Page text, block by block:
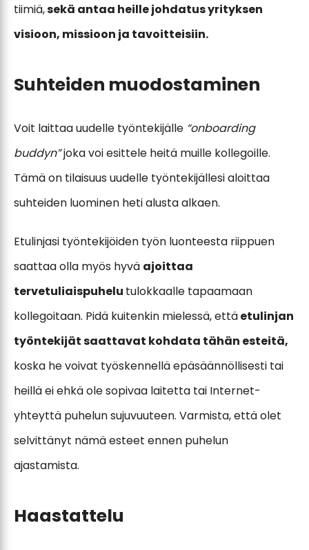
tiimiä,sekä antaa heille johdatus yrityksen
visioon, missioon ja tavoitteisiin.
Suhteiden muodostaminen
Voit laittaa uudelle työntekijälle “onboarding
buddyn”joka voi esittele heitä muille kollegoille.
Tämä on tilaisuus uudelle työntekijällesi aloittaa
suhteiden luominen heti alusta alkaen.
Etulinjasi työntekijöiden työn luonteesta riippuen
saattaa olla myös hyvä ajoittaa
tervetuliaispuhelu tulokkaalle tapaamaan
kollegoitaan. Pidä kuitenkin mielessä, ettäetulinjan
työntekijät saattavat kohdata tähän esteitä,
koska he voivat työskennellä epäsäännöllisesti tai
heillä ei ehkä ole sopivaa laitetta tai Internet-
yhteyttä puhelun sujuvuuteen. Varmista, että olet
selvittänyt nämä esteet ennen puhelun
ajastamista.
Haastattelu